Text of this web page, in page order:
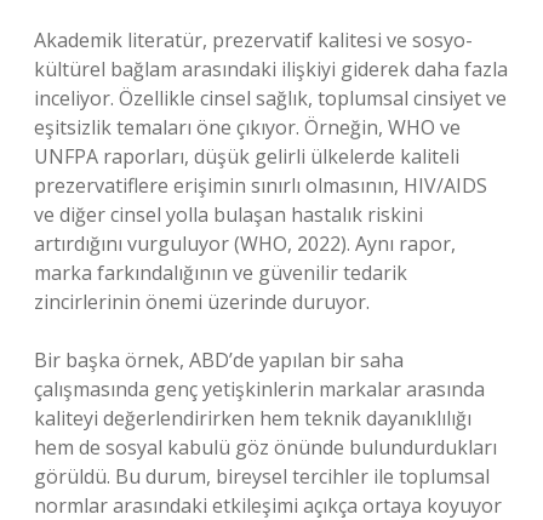
Akademik literatür, prezervatif kalitesi ve sosyo-
kültürel bağlam arasındaki ilişkiyi giderek daha fazla
inceliyor. Özellikle cinsel sağlık, toplumsal cinsiyet ve
eşitsizlik temaları öne çıkıyor. Örneğin, WHO ve
UNFPA raporları, düşük gelirli ülkelerde kaliteli
prezervatiflere erişimin sınırlı olmasının, HIV/AIDS
ve diğer cinsel yolla bulaşan hastalık riskini
artırdığını vurguluyor (WHO, 2022). Aynı rapor,
marka farkındalığının ve güvenilir tedarik
zincirlerinin önemi üzerinde duruyor.
Bir başka örnek, ABD’de yapılan bir saha
çalışmasında genç yetişkinlerin markalar arasında
kaliteyi değerlendirirken hem teknik dayanıklılığı
hem de sosyal kabulü göz önünde bulundurdukları
görüldü. Bu durum, bireysel tercihler ile toplumsal
normlar arasındaki etkileşimi açıkça ortaya koyuyor